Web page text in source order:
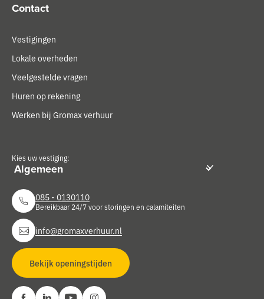
Contact
Vestigingen
Lokale overheden
Veelgestelde vragen
Huren op rekening
Werken bij Gromax verhuur
Kies uw vestiging:
085 - 0130110
Bereikbaar 24/7 voor storingen en calamiteiten
info@gromaxverhuur.nl
Bekijk openingstijden